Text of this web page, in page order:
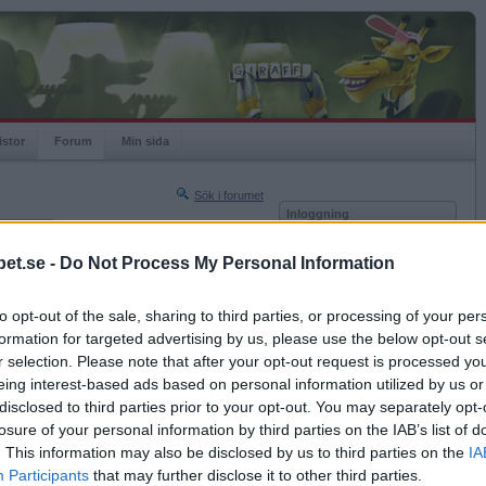
- Do Not Process My Personal Information
opt-out of the sale, sharing to third parties, or processing of your
for targeted advertising by us, please use the below opt-out
selection. Please note that after your opt-out request is processed
interest-based ads based on personal information utilized by us
to third parties prior to your opt-out. You may separately
of your personal information by third parties on the IAB’s list of
This information may also be disclosed by us to third parties on the
Participants that may further disclose it to other third parties.
Forum Min sida
Sök i forumet
Nästa sida »
2021-07-30 14:12
levde 52 år tillsammans! Det är så gött att ha
om varandra!!!
Inloggning
Kom ihåg mig
Glömt ditt lösenord?
Få ny aktiveringslänk
Betapet är gratis!